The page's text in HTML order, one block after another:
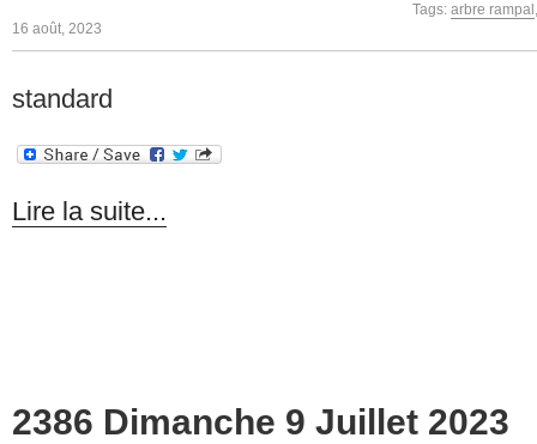
Tags: arbre rampal
16 août, 2023
standard
Lire la suite...
2386 Dimanche 9 Juillet 2023